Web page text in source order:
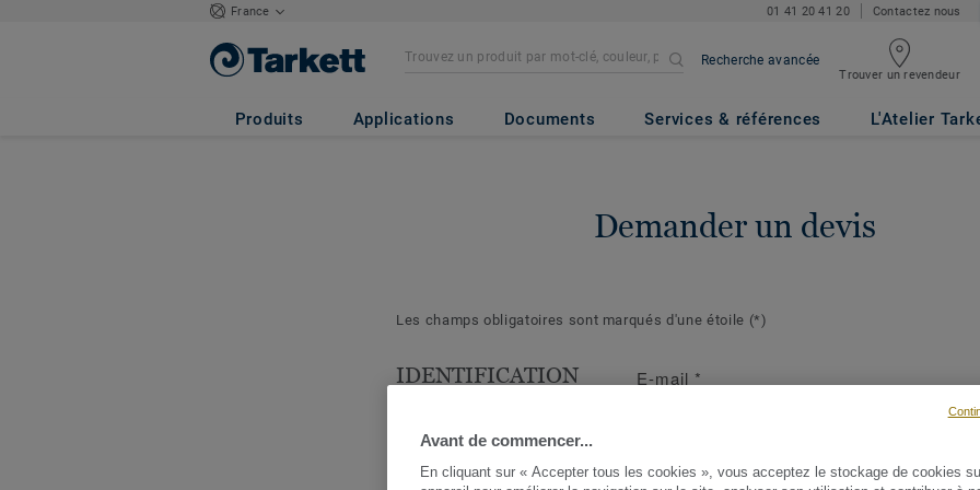
France 01 41 20 41 20 Contactez nous
Recherche avancée
Trouver un revendeur
Produits Applications Documents Services & références L'Atelier
Demander un devis
Les champs obligatoires sont marqués d'une étoile (*)
IDENTIFICATION
Les questions suivantes
cerner votre demande et d'y
E-mail *
Avant de commencer...
En cliquant sur « Accepter tous les cookies », vous acceptez le stockage de cookies